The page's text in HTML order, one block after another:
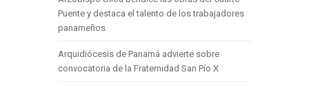
Puente y destaca el talento de los trabajadores
panameños
Arquidiócesis de Panamá advierte sobre
convocatoria de la Fraternidad San Pío X